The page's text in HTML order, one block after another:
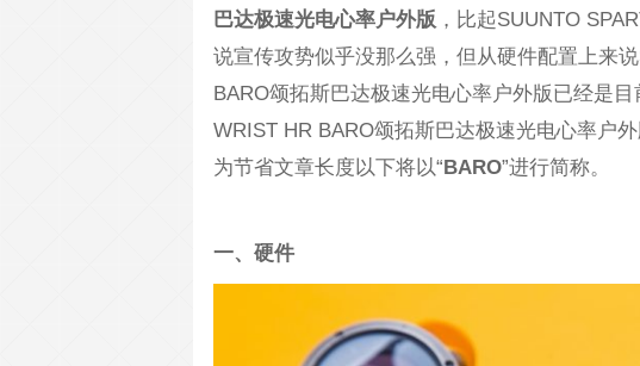
巴达极速光电心率户外版 ，比起SUUNTO
说宣传攻势似乎没那么强，但从硬件配置上来
BARO颂拓斯巴达极速光电心率户外版已经是
WRIST HR BARO颂拓斯巴达极速光电心率户
为节省文章长度以下将以“BARO”进行简称。
一、硬件